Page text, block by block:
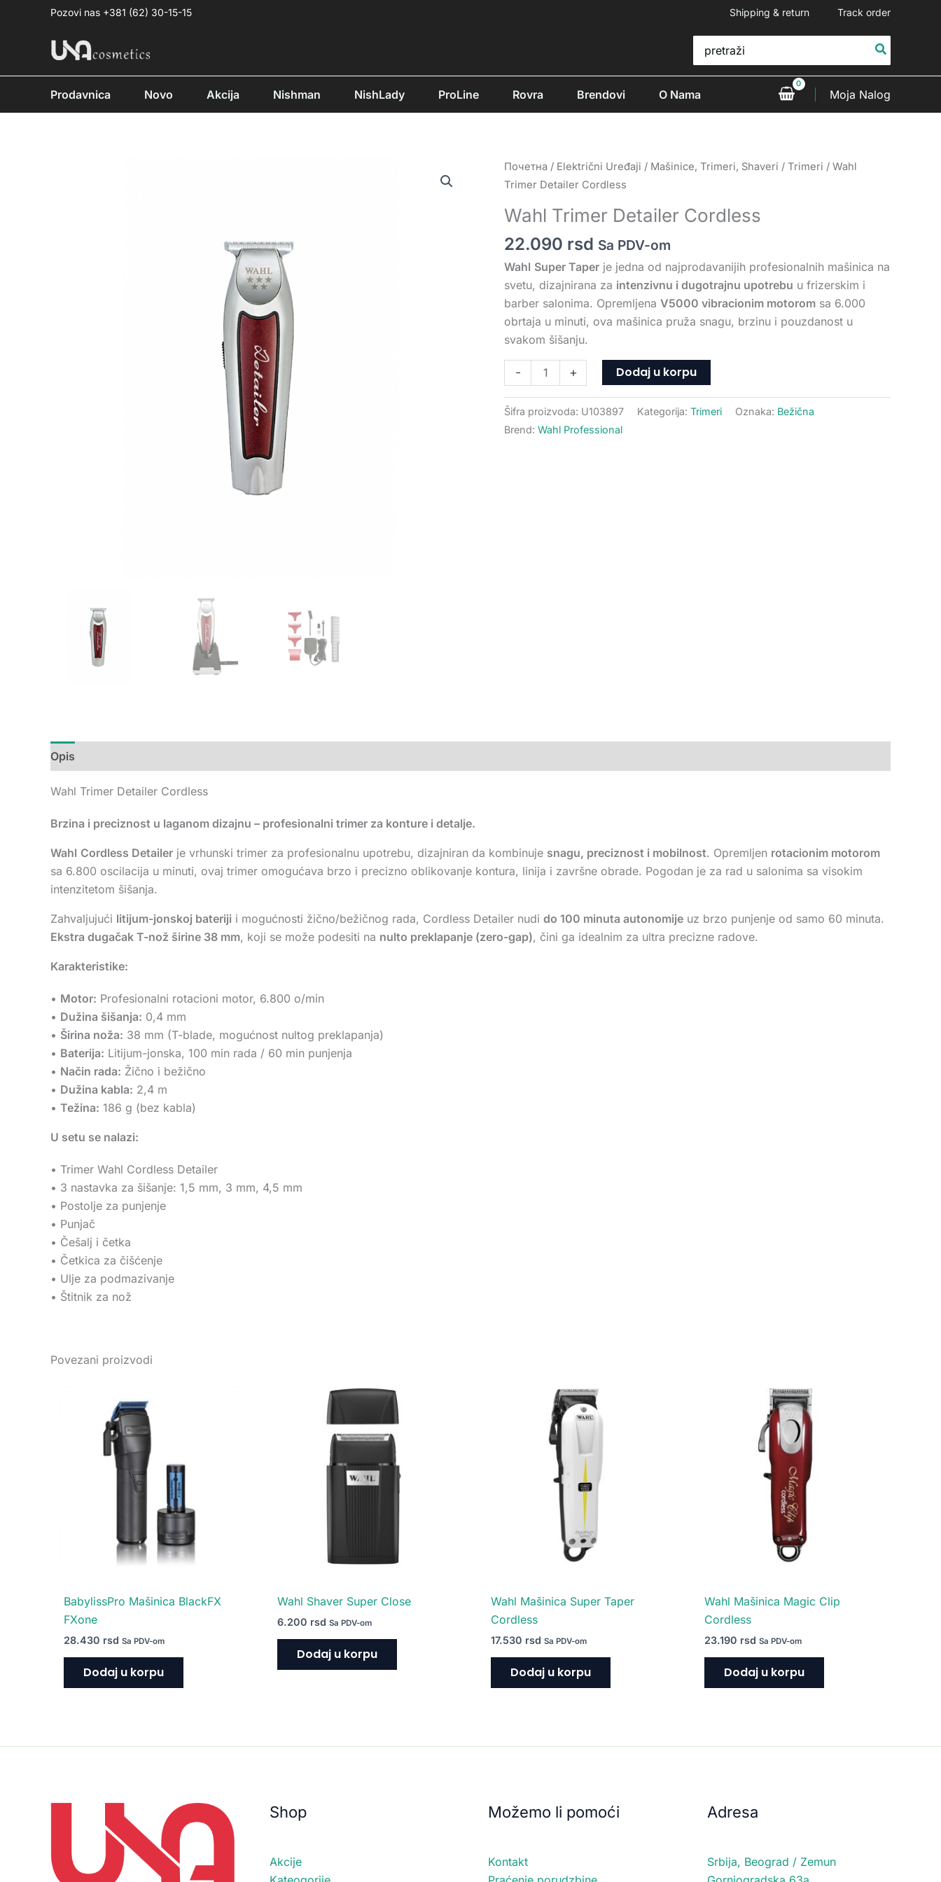
Pozovi nas +381 (62) 30-15-15 Shipping & return Track order
for:
Prodavnica Novo Akcija Nishman NishLady ProLine Rovra Brendovi O Nama Moja Nalog
Почетна / Električni Uređaji / Mašinice, Trimeri, Shaveri / Trimeri / Wahl
Trimer Detailer Cordless
Wahl Trimer Detailer Cordless
22.090 rsd Sa PDV-om
Wahl Super Taper je jedna od najprodavanijih profesionalnih mašinica na
svetu, dizajnirana za intenzivnu i dugotrajnu upotrebu u frizerskim i
barber salonima. Opremljena V5000 vibracionim motorom sa 6.000
obrtaja u minuti, ova mašinica pruža snagu, brzinu i pouzdanost u
svakom šišanju.
-
Wahl
Trimer
Cordless
količina
+ Dodaj u korpu
Šifra proizvoda: U103897 Kategorija: Trimeri Oznaka: Bežična
Brend: Wahl Professional
Opis
Wahl Trimer Detailer Cordless
Brzina i preciznost u laganom dizajnu – profesionalni trimer za konture i detalje.
Wahl Cordless Detailer je vrhunski trimer za profesionalnu upotrebu, dizajniran da kombinuje snagu, preciznost i mobilnost. Opremljen rotacionim motorom
sa 6.800 oscilacija u minuti, ovaj trimer omogućava brzo i precizno oblikovanje kontura, linija i završne obrade. Pogodan je za rad u salonima sa visokim
intenzitetom šišanja.
Zahvaljujući litijum-jonskoj bateriji i mogućnosti žično/bežičnog rada, Cordless Detailer nudi do 100 minuta autonomije uz brzo punjenje od samo 60 minuta.
Ekstra dugačak T-nož širine 38 mm, koji se može podesiti na nulto preklapanje (zero-gap), čini ga idealnim za ultra precizne radove.
Karakteristike:
• Motor: Profesionalni rotacioni motor, 6.800 o/min
• Dužina šišanja: 0,4 mm
• Širina noža: 38 mm (T-blade, mogućnost nultog preklapanja)
• Baterija: Litijum-jonska, 100 min rada / 60 min punjenja
• Način rada: Žično i bežično
• Dužina kabla: 2,4 m
• Težina: 186 g (bez kabla)
U setu se nalazi:
• Trimer Wahl Cordless Detailer
• 3 nastavka za šišanje: 1,5 mm, 3 mm, 4,5 mm
• Postolje za punjenje
• Punjač
• Češalj i četka
• Četkica za čišćenje
• Ulje za podmazivanje
• Štitnik za nož
Povezani proizvodi
BabylissPro Mašinica BlackFX
FXone
28.430 rsd Sa PDV-om
Dodaj u korpu
Wahl Shaver Super Close
6.200 rsd Sa PDV-om
Dodaj u korpu
Wahl Mašinica Super Taper
Cordless
17.530 rsd Sa PDV-om
Dodaj u korpu
Wahl Mašinica Magic Clip
Cordless
23.190 rsd Sa PDV-om
Dodaj u korpu
Shop
Akcije
Možemo li pomoći
Kontakt
Adresa
Srbija, Beograd / Zemun